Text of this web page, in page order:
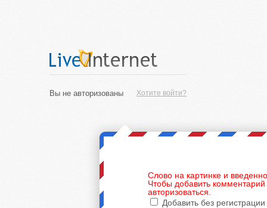
Хотите войти?
Вы не авторизованы
Слово на картинке и
Чтобы добавить комментарий
авторизоваться.
Добавить без регистрации